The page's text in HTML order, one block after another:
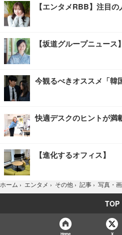
【エンタメRBB】注目
【坂道グループニュー
今観るべきオススメ「韓
快適デスクのヒントが満
【進化するオフィス】
ホーム › エンタメ › その他 › 記事 › 写真・
TOP
Home X